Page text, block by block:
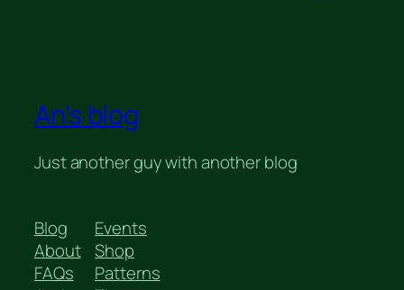
An's blog
Just another guy with another blog
Blog
About
FAQs
Events
Shop
Patterns